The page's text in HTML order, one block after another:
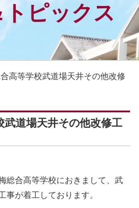
ピックス
高等学校武道場天井その他改修
武道場天井その他改修工
総合高等学校におきまして、武
事が着工しております。